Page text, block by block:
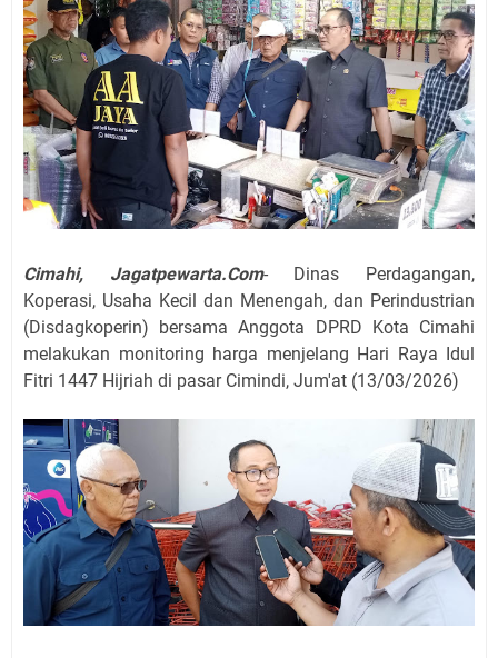
Cimahi, Jagatpewarta.Com- Dinas Perdagangan,
Koperasi, Usaha Kecil dan Menengah, dan Perindustrian
(Disdagkoperin) bersama Anggota DPRD Kota Cimahi
melakukan monitoring harga menjelang Hari Raya Idul
Fitri 1447 Hijriah di pasar Cimindi, Jum'at (13/03/2026)